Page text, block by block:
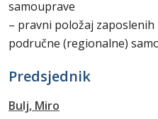
samouprave
– pravni položaj
područne (regionalne)
Predsjednik
Bulj, Miro